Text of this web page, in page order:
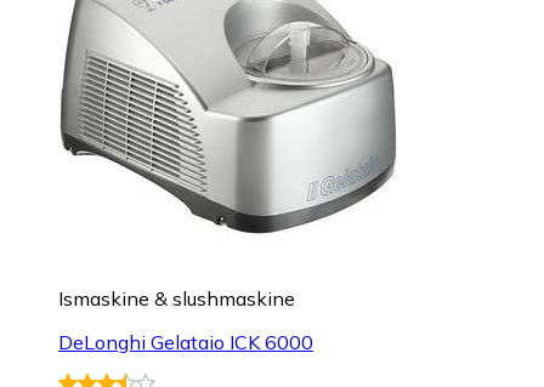
Ismaskine & slushmaskine
DeLonghi Gelataio ICK 6000